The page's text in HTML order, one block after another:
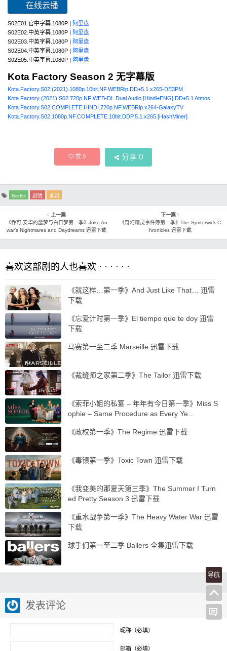
在线云播
S02E01.官中字幕.1080P | 阿里盘
S02E02.中英字幕.1080P | 阿里盘
S02E03.中英字幕.1080P | 阿里盘
S02E04.中英字幕.1080P | 阿里盘
S02E05.中英字幕.1080P | 阿里盘
Kota Factory Season 2 无字幕版
Kota.Factory.S02.(2021).1080p.10bit.NF.WEBRip.DD+5.1.x265-DE3PM
Kota Factory (2021) S02 720p NF WEB-DL Dual Audio [Hindi+ENG] DD+5.1 Atmos
Kota.Factory.S02.COMPLETE.HINDI.720p.NF.WEBRip.x264-GalaxyTV
Kota.Factory.S02.1080p.NF.COMPLETE.10bit.DDP.5.1.x265.[HashMiner]
赞0 分享 0
Netflix 剧情 喜剧
上一篇
《乔可·安华的噩梦与白日梦第一季》Joko An
war’s Nightmares and Daydreams 迅雷下载
下一篇
《奇幻精灵事件簿第一季》The Spiderwick C
hronicles 迅雷下载
喜欢这部剧的人也喜欢 · · · · · ·
《就这样…第一季》And Just Like That… 迅雷
下载
《忘爱计时第一季》El tiempo que te doy 迅雷
下载
马赛第一至二季 Marseille 迅雷下载
《裁缝师之家第二季》The Tailor 迅雷下载
《索菲小姐的私宴 – 年年有今日第一季》Miss S
ophie – Same Procedure as Every Ye…
《政权第一季》The Regime 迅雷下载
《毒镇第一季》Toxic Town 迅雷下载
《我变美的那夏天第三季》The Summer I Turn
ed Pretty Season 3 迅雷下载
《重水战争第一季》The Heavy Water War 迅雷
下载
球手们第一至二季 Ballers 全集迅雷下载
发表评论
昵称（必填）
邮箱（必填）
导航